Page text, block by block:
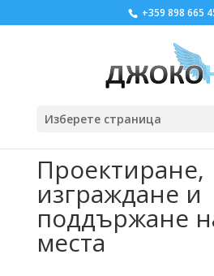
+359 898 665
Изберете страница
Проектиране,
изграждане и
поддържане
места